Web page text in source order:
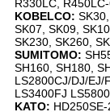
R330LC,
KOBELCO:
SK07, SK09,
SK230, SK260,
SUMITOMO:
SH160, SH180,
LS2800CJ/DJ/EJ/
LS3400FJ
KATO: